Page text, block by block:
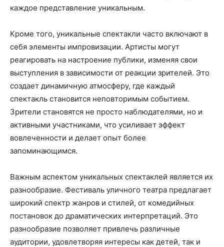
каждое представление уникальным.
Кроме того, уникальные спектакли часто включают в
себя элементы импровизации. Артисты могут
реагировать на настроение публики, изменяя свои
выступления в зависимости от реакции зрителей. Это
создает динамичную атмосферу, где каждый
спектакль становится неповторимым событием.
Зрители становятся не просто наблюдателями, но и
активными участниками, что усиливает эффект
вовлеченности и делает опыт более
запоминающимся.
Важным аспектом уникальных спектаклей является их
разнообразие. Фестиваль уличного театра предлагает
широкий спектр жанров и стилей, от комедийных
постановок до драматических интерпретаций. Это
разнообразие позволяет привлечь различные
аудитории, удовлетворяя интересы как детей, так и